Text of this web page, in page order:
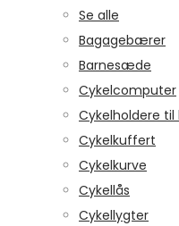
Se alle
Bagagebærer
Barnesæde
Cykelcomputer
Cykelholdere til
Cykelkuffert
Cykelkurve
Cykellås
Cykellygter